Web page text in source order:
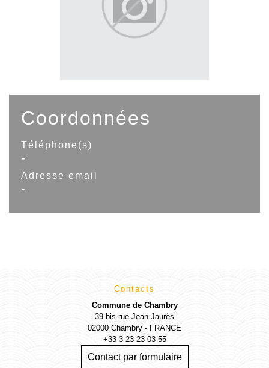
Coordonnées
Téléphone(s)
-
Adresse email
-
Contacts
Commune de Chambry
39 bis rue Jean Jaurès
02000 Chambry - FRANCE
+33 3 23 23 03 55
Contact par formulaire